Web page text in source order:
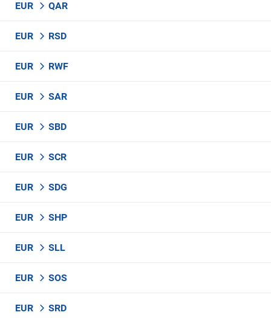
EUR QAR
EUR RSD
EUR RWF
EUR SAR
EUR SBD
EUR SCR
EUR SDG
EUR SHP
EUR SLL
EUR SOS
EUR SRD